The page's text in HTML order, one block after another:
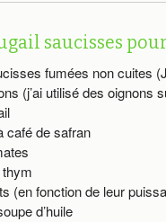
saucisses
fumées non cuites
(j’ai utilisé des oignons
café de safran
(en fonction de leur
d’huile